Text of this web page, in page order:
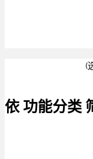
(
依 功能分类